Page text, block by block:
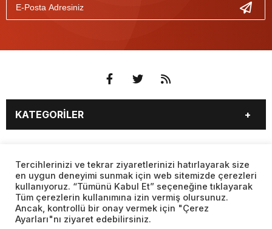
KATEGORİLER
EĞİTİM
SAĞLIK
YAŞAM
SPOR
MAGAZİN
KÜLTÜR SANAT
TEKNOLOJİ
DÜNYA
SAYFALAR
BURÇLAR
CANLI BORSA
CANLI SONUÇLAR
CANLI TV
FİKSTÜR
FİRMA EKLE
Web sitemizde yer alan haber içerikleri izin alınmadan,
kaynak gösterilerek dahi iktibas edilemez. Kanuna aykırı ve
Tercihlerinizi ve tekrar ziyaretlerinizi hatırlayarak size
en uygun deneyimi sunmak için web sitemizde çerezleri
kullanıyoruz. “Tümünü Kabul Et” seçeneğine tıklayarak
Tüm çerezlerin kullanımına izin vermiş olursunuz.
Ancak, kontrollü bir onay vermek için "Çerez
Ayarları"nı ziyaret edebilirsiniz.